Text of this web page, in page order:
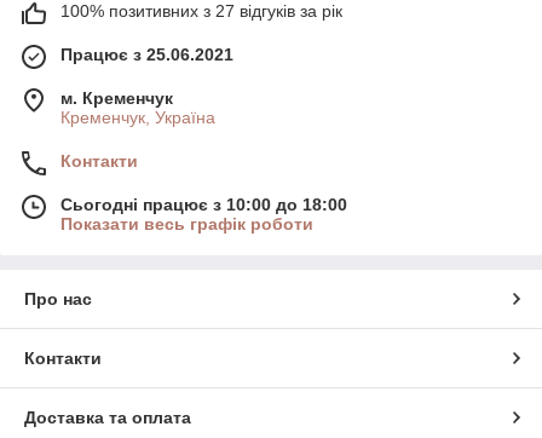
100% позитивних з 27 відгуків за рік
Працює з 25.06.2021
м. Кременчук
Кременчук, Україна
Контакти
Сьогодні працює з 10:00 до 18:00
Показати весь графік роботи
Про нас
Контакти
Доставка та оплата